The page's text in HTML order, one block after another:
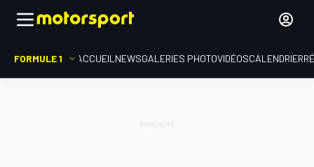
FORMULE 1 ACCUEIL NEWSGALERIES PHOTOVIDÉOSCALENDRIER